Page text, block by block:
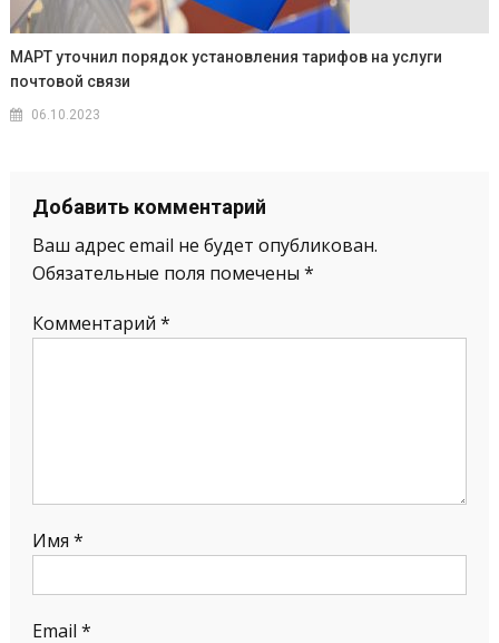
МАРТ уточнил порядок установления тарифов на услуги
почтовой связи
06.10.2023
Добавить комментарий
Ваш адрес email не будет опубликован.
Обязательные поля помечены *
Комментарий *
Имя *
Email *